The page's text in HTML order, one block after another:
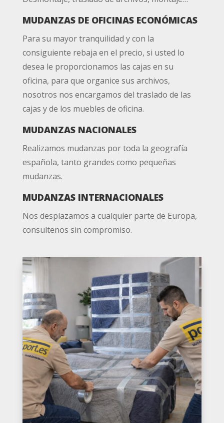
MUDANZAS DE OFICINAS ECONÓMICAS
Para su mayor tranquilidad y con la
consiguiente rebaja en el precio, si usted lo
desea le proporcionamos las cajas en su
oficina, para que organice sus archivos,
nosotros nos encargamos del traslado de las
cajas y de los muebles de oficina.
MUDANZAS NACIONALES
Realizamos mudanzas por toda la geografía
española, tanto grandes como pequeñas
mudanzas.
MUDANZAS INTERNACIONALES
Nos desplazamos a cualquier parte de Europa,
consultenos sin compromiso.